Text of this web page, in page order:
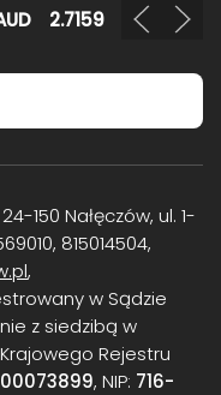
2.7159
150 Nałęczów, ul. 1-
815014504,
,
w Sądzie
z siedzibą w
Rejestru
, NIP: 716-